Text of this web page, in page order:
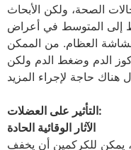
الصحة، ولكن الأبحاث
إلى المتوسط ​​في أعراض
هشاشة العظام. من الممكن
الدم وضغط الدم ولكن
التأثير على العضلات:
الآثار الوقائية الحادة
يمكن للكركمين أن يخفف